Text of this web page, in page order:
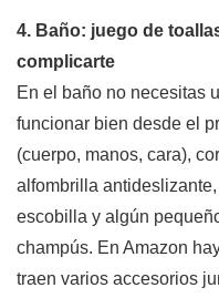
4. Baño: juego de
complicarte
En el baño no necesitas
funcionar bien desde el
(cuerpo, manos, cara),
alfombrilla
escobilla y algún
champús. En Amazon
traen varios accesorios